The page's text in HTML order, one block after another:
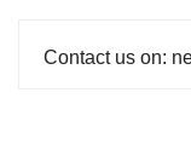
Contact us on: